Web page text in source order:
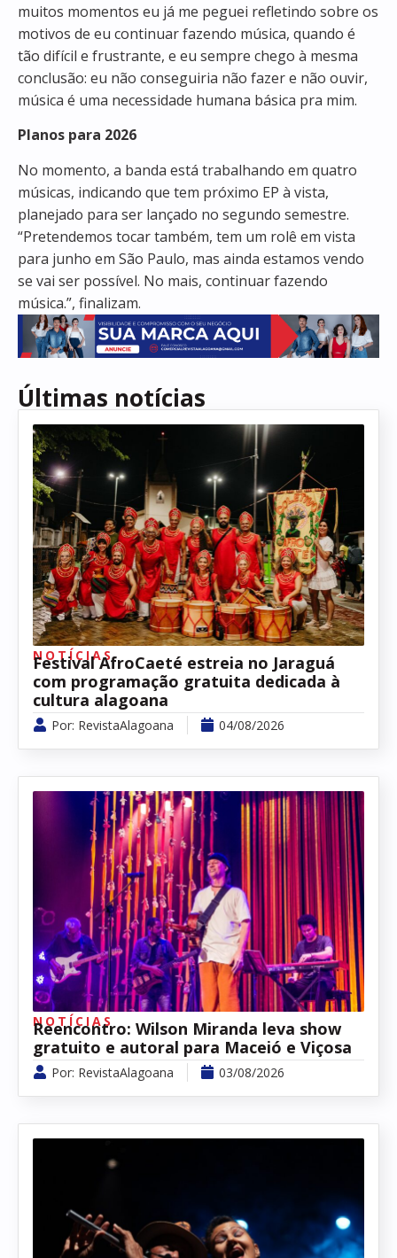
muitos momentos eu já me peguei refletindo sobre os
motivos de eu continuar fazendo música, quando é
tão difícil e frustrante, e eu sempre chego à mesma
conclusão: eu não conseguiria não fazer e não ouvir,
música é uma necessidade humana básica pra mim.
Planos para 2026
No momento, a banda está trabalhando em quatro
músicas, indicando que tem próximo EP à vista,
planejado para ser lançado no segundo semestre.
“Pretendemos tocar também, tem um rolê em vista
para junho em São Paulo, mas ainda estamos vendo
se vai ser possível. No mais, continuar fazendo
música.”, finalizam.
Últimas notícias
NOTÍCIAS
Festival AfroCaeté estreia no Jaraguá
com programação gratuita dedicada à
cultura alagoana
Por: RevistaAlagoana 04/08/2026
NOTÍCIAS
Reencontro: Wilson Miranda leva show
gratuito e autoral para Maceió e Viçosa
Por: RevistaAlagoana 03/08/2026